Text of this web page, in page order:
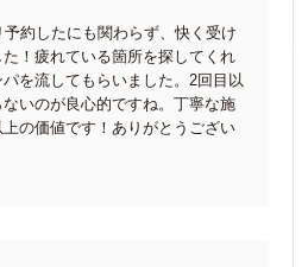
約したにも関わらず、快く受け
た！疲れている箇所を探してくれ
を流してもらいました。2回目以
いのが良心的ですね。丁寧な施
の価値です！ありがとうござい